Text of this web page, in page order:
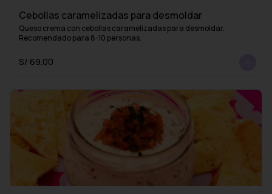
Cebollas caramelizadas para desmoldar
Queso crema con cebollas caramelizadas para desmoldar.
Recomendado para 8-10 personas.
S/ 69.00